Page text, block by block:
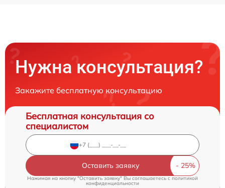
Нужна консультация?
Закажите бесплатную консультацию
Бесплатная консультация со
специалистом
Оставить заявку
Нажимая на кнопку "Оставить заявку" Вы соглашаетесь cполитикой
конфиденциальности